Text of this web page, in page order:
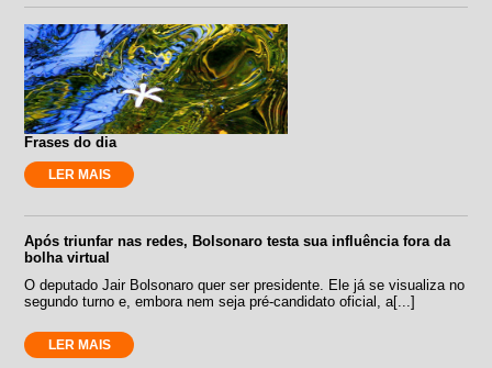
Frases do dia
LER MAIS
Após triunfar nas redes, Bolsonaro testa sua influência fora da
bolha virtual
O deputado Jair Bolsonaro quer ser presidente. Ele já se visualiza no
segundo turno e, embora nem seja pré-candidato oficial, a[...]
LER MAIS